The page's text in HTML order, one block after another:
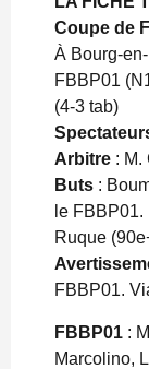
Coupe de
À Bourg-
FBBP01
(4-3 tab)
Arbitre : M.
Buts :
le
Ruque
FBBP01.
FBBP01 :
Marcolino,